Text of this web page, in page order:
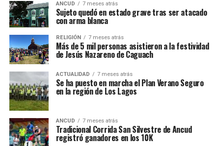
ANCUD 7 meses atrás
Sujeto quedó en estado grave tras ser atacado
con arma blanca
RELIGIÓN 7 meses atrás
Más de 5 mil personas asistieron a la festividad
de Jesús Nazareno de Caguach
ACTUALIDAD 7 meses atrás
Se ha puesto en marcha el Plan Verano Seguro
en la región de Los Lagos
ANCUD 7 meses atrás
Tradicional Corrida San Silvestre de Ancud
registró ganadores en los 10K